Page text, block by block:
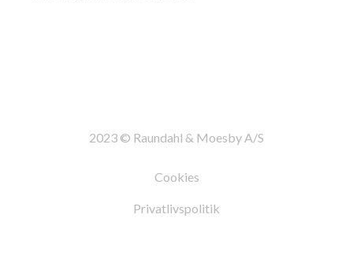
2023 © Raundahl & Moesby A/S
Cookies
Privatlivspolitik